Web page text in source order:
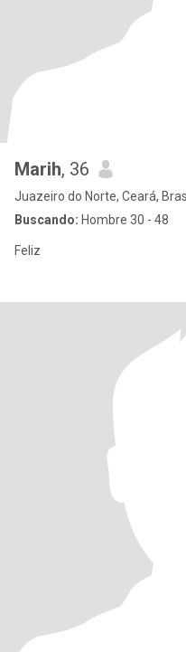
Marih, 36
Juazeiro do Norte, Ceará,
Buscando: Hombre 30 - 48
Feliz